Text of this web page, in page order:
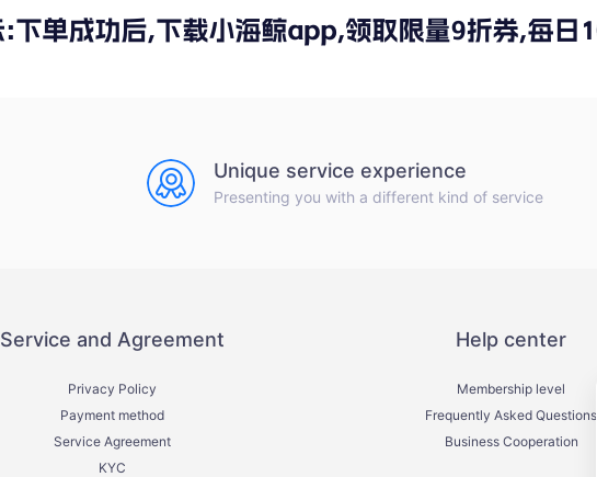
Unique service experience
Presenting you with a different kind of service
Service and Agreement
Privacy Policy
Payment method
Service Agreement
KYC
Help center
Membership level
Frequently Asked Questions
Business Cooperation